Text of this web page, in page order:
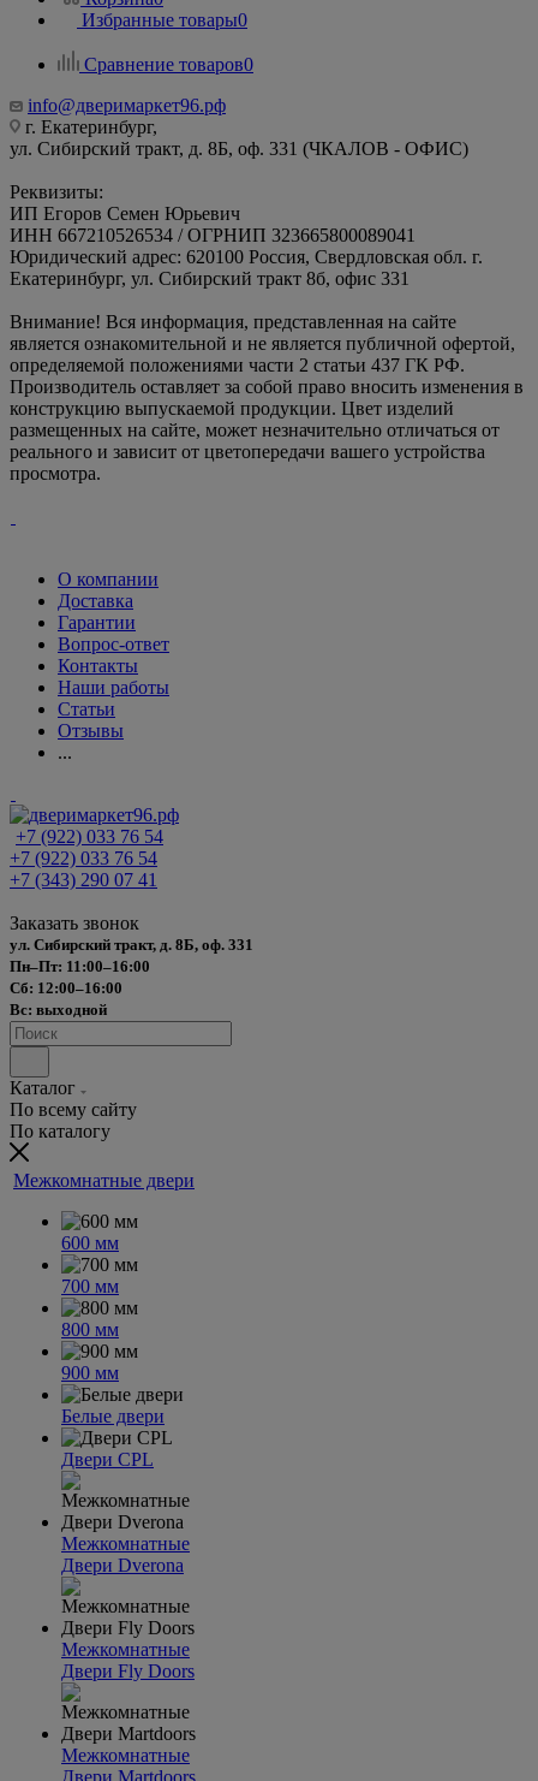
Избранные товары0
Сравнение товаров0
info@дверимаркет96.рф
г. Екатеринбург,
ул. Сибирский тракт, д. 8Б, оф. 331 (ЧКАЛОВ - ОФИС)
Реквизиты:
ИП Егоров Семен Юрьевич
ИНН 667210526534 / ОГРНИП 323665800089041
Юридический адрес: 620100 Россия, Свердловская обл. г.
Екатеринбург, ул. Сибирский тракт 8б, офис 331
Внимание! Вся информация, представленная на сайте
является ознакомительной и не является публичной офертой,
определяемой положениями части 2 статьи 437 ГК РФ.
Производитель оставляет за собой право вносить изменения в
конструкцию выпускаемой продукции. Цвет изделий
размещенных на сайте, может незначительно отличаться от
реального и зависит от цветопередачи вашего устройства
просмотра.
О компании
Доставка
Гарантии
Вопрос-ответ
Контакты
Наши работы
Статьи
Отзывы
...
+7 (922) 033 76 54
+7 (922) 033 76 54
+7 (343) 290 07 41
Заказать звонок
ул. Сибирский тракт, д. 8Б, оф. 331
Пн–Пт: 11:00–16:00
Сб: 12:00–16:00
Вс: выходной
Каталог
По всему сайту
По каталогу
Межкомнатные двери
600 мм
700 мм
800 мм
900 мм
Белые двери
Двери CPL
Межкомнатные
Двери Dverona
Межкомнатные
Двери Fly Doors
Межкомнатные
Двери Martdoors